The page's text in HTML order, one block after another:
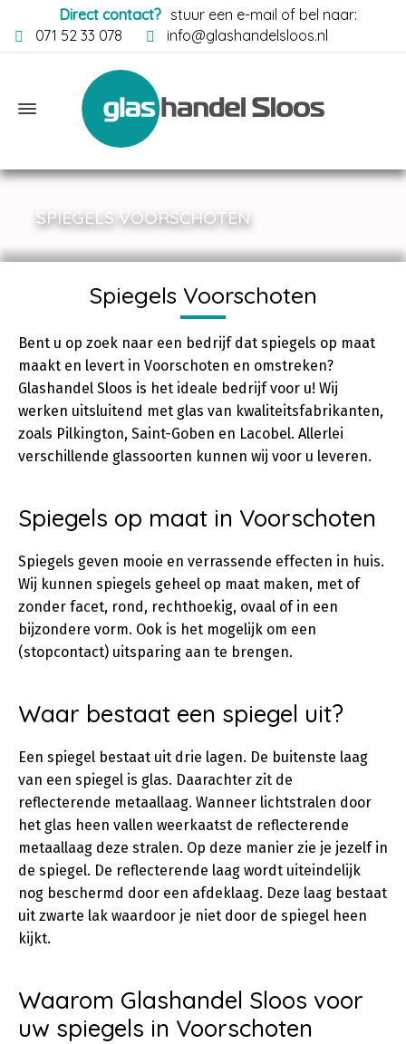
Direct contact? stuur een e-mail of bel naar:
071 52 33 078
info@glashandelsloos.nl
SPIEGELS VOORSCHOTEN
Spiegels Voorschoten
Bent u op zoek naar een bedrijf dat spiegels op maat
maakt en levert in Voorschoten en omstreken?
Glashandel Sloos is het ideale bedrijf voor u! Wij
werken uitsluitend met glas van kwaliteitsfabrikanten,
zoals Pilkington, Saint-Goben en Lacobel. Allerlei
verschillende glassoorten kunnen wij voor u leveren.
Spiegels op maat in Voorschoten
Spiegels geven mooie en verrassende effecten in huis.
Wij kunnen spiegels geheel op maat maken, met of
zonder facet, rond, rechthoekig, ovaal of in een
bijzondere vorm. Ook is het mogelijk om een
(stopcontact) uitsparing aan te brengen.
Waar bestaat een spiegel uit?
Een spiegel bestaat uit drie lagen. De buitenste laag
van een spiegel is glas. Daarachter zit de
reflecterende metaallaag. Wanneer lichtstralen door
het glas heen vallen weerkaatst de reflecterende
metaallaag deze stralen. Op deze manier zie je jezelf in
de spiegel. De reflecterende laag wordt uiteindelijk
nog beschermd door een afdeklaag. Deze laag bestaat
uit zwarte lak waardoor je niet door de spiegel heen
kijkt.
Waarom Glashandel Sloos voor
uw spiegels in Voorschoten